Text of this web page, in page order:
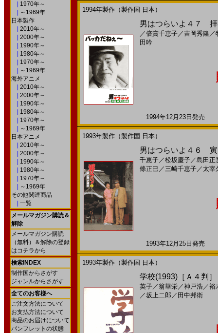
1970年～
～1969年
日本製作
2010年～
2000年～
1990年～
1980年～
1970年～
～1969年
海外アニメ
2010年～
2000年～
1990年～
1980年～
1970年～
～1969年
日本アニメ
2010年～
2000年～
1990年～
1980年～
1970年～
～1969年
その他関連商品
一覧
メールマガジン購読＆
解除
メールマガジン購読
（無料）＆解除の登録
はコチラから
検索INDEX
制作国からさがす
ジャンルからさがす
全てのお客様へ
ご注文方法について
お支払方法について
商品のお届けについて
パンフレットの状態
1994年製作（製作国 日本）
男はつらいよ４７
／倍賞千恵子／吉岡秀隆／
田吟
1994年12月23日発売
1993年製作（製作国 日本）
男はつらいよ４６ 寅
千恵子／松坂慶子／島田正
條正巳 ／三崎千恵子／ 太宰
1993年12月25日発売
1993年製作（製作国 日本）
学校(1993)［Ａ４判］
英子／翁華栄／神戸浩／裕
／坂上二郎 ／ 田中邦衛